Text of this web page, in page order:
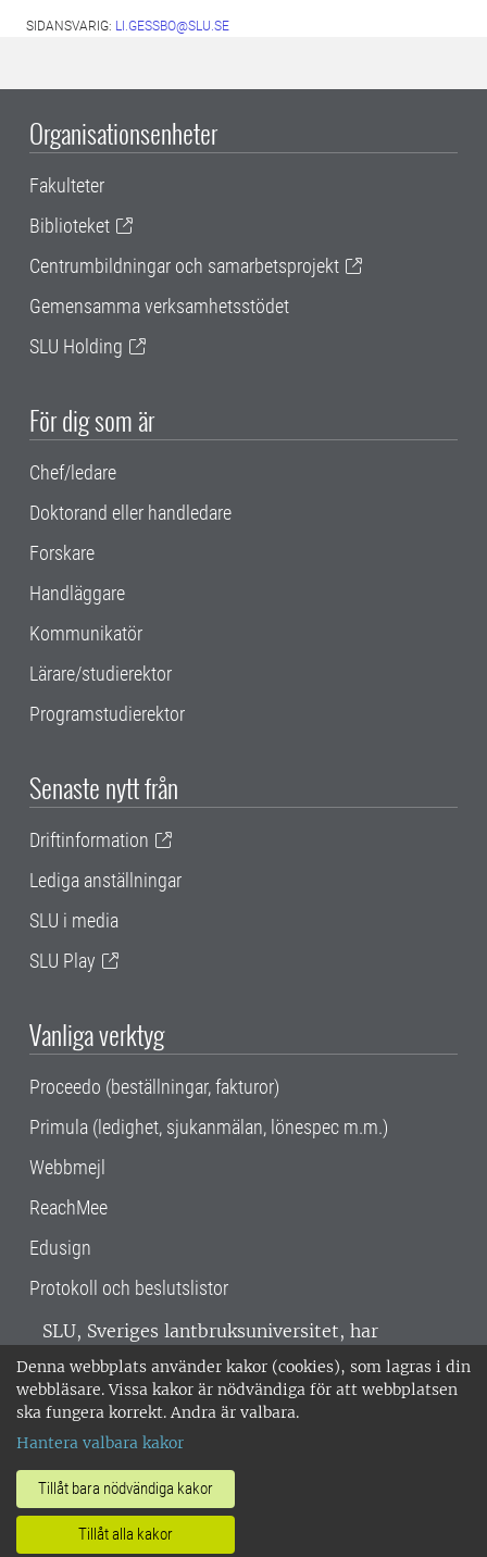
Denna webbplats använder kakor (cookies), som lagras i din
webbläsare. Vissa kakor är nödvändiga för att webbplatsen
ska fungera korrekt. Andra är valbara.
Hantera valbara kakor
Tillåt bara nödvändiga kakor
Tillåt alla kakor
SIDANSVARIG: LI.GESSBO@SLU.SE
Organisationsenheter
Fakulteter
Biblioteket
Centrumbildningar och samarbetsprojekt
Gemensamma verksamhetsstödet
SLU Holding
För dig som är
Chef/ledare
Doktorand eller handledare
Forskare
Handläggare
Kommunikatör
Lärare/studierektor
Programstudierektor
Senaste nytt från
Driftinformation
Lediga anställningar
SLU i media
SLU Play
Vanliga verktyg
Proceedo (beställningar, fakturor)
Primula (ledighet, sjukanmälan, lönespec m.m.)
Webbmejl
ReachMee
Edusign
Protokoll och beslutslistor
SLU, Sveriges lantbruksuniversitet, har
verksamhet över hela Sverige. Huvudorter är
Alnarp, Uppsala och Umeå.SLU är
miljöcertifierat enligt ISO 14001. •
018-67 10 00 • Org nr: 202100-2817 •
Om SLU:s webbplatser
•Hantera kakor•Behandling av
personuppgifter